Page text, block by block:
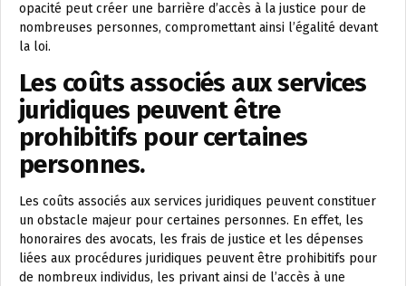
opacité peut créer une barrière d’accès à la justice pour de
nombreuses personnes, compromettant ainsi l’égalité devant
la loi.
Les coûts associés aux services
juridiques peuvent être
prohibitifs pour certaines
personnes.
Les coûts associés aux services juridiques peuvent constituer
un obstacle majeur pour certaines personnes. En effet, les
honoraires des avocats, les frais de justice et les dépenses
liées aux procédures juridiques peuvent être prohibitifs pour
de nombreux individus, les privant ainsi de l’accès à une